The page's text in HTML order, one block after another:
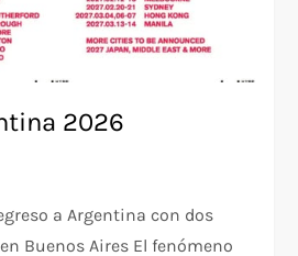
2026
a Argentina con dos
Buenos Aires El fenómeno